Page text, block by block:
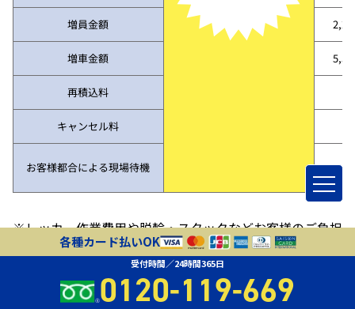
増員金額
増車金額
再積込料
キャンセル料
お客様都合による現場待機
※レッカー作業費用や脱輪・スタックなどお客様のご負担
0円となる場合がございますが、適用条件はご利用状況や
契約内容により異なります。詳しくは事前にお問い合わせ
ください。
各種カード払いOK
受付時間／24時間365日
0120-119-669